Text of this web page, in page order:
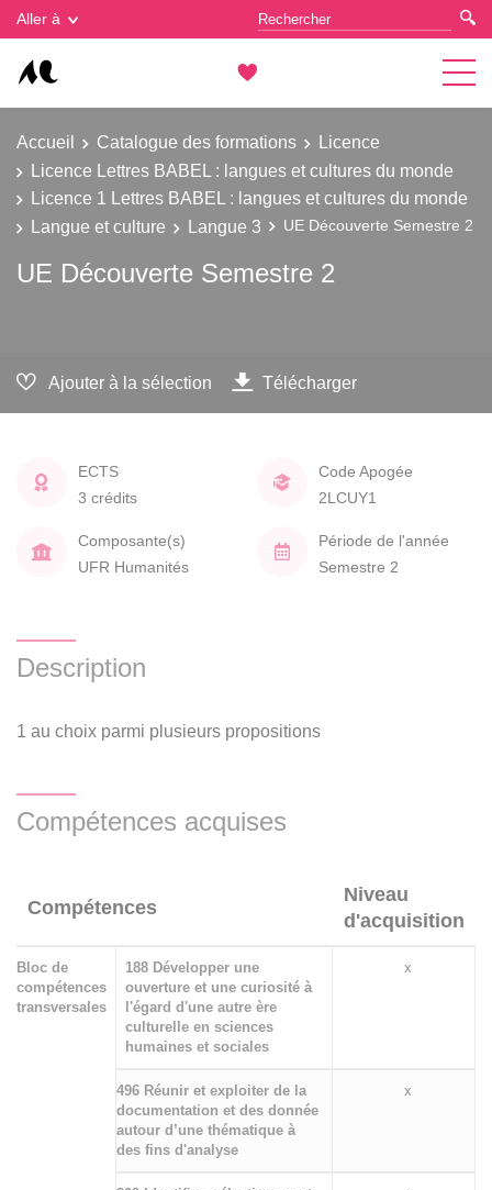
Aller à
Accueil Catalogue des formations
Licence
Licence Lettres BABEL : langues et cultures du monde
Licence 1 Lettres BABEL : langues et cultures du monde
Langue et culture
Langue 3 UE Découverte Semestre 2
UE Découverte Semestre 2
Ajouter à la sélection Télécharger
ECTS
3 crédits
Code Apogée
2LCUY1
Composante(s)
UFR Humanités
Période de l'année
Semestre 2
Description
1 au choix parmi plusieurs propositions
Compétences acquises
Compétences
Niveau
d'acquisition
Bloc de
compétences
transversales
188 Développer une
ouverture et une curiosité à
l'égard d'une autre ère
culturelle en sciences
humaines et sociales
x
496 Réunir et exploiter de la
documentation et des donnée
autour d’une thématique à
des fins d'analyse
x
Gestion des cookies